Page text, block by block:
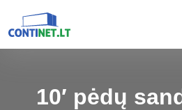
10′ pėdų